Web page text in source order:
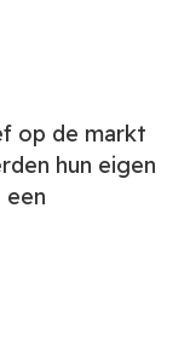
op de markt
hun eigen
een